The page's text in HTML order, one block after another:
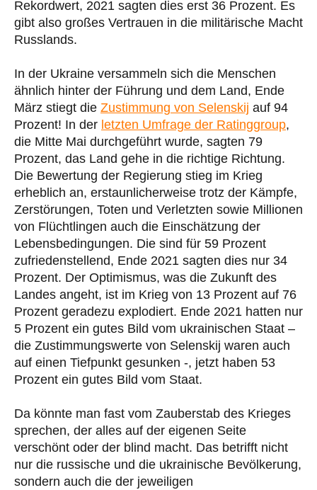
Rekordwert, 2021 sagten dies erst 36 Prozent. Es
gibt also großes Vertrauen in die militärische Macht
Russlands.
In der Ukraine versammeln sich die Menschen
ähnlich hinter der Führung und dem Land, Ende
März stiegt die Zustimmung von Selenskij auf 94
Prozent! In der letzten Umfrage der Ratinggroup,
die Mitte Mai durchgeführt wurde, sagten 79
Prozent, das Land gehe in die richtige Richtung.
Die Bewertung der Regierung stieg im Krieg
erheblich an, erstaunlicherweise trotz der Kämpfe,
Zerstörungen, Toten und Verletzten sowie Millionen
von Flüchtlingen auch die Einschätzung der
Lebensbedingungen. Die sind für 59 Prozent
zufriedenstellend, Ende 2021 sagten dies nur 34
Prozent. Der Optimismus, was die Zukunft des
Landes angeht, ist im Krieg von 13 Prozent auf 76
Prozent geradezu explodiert. Ende 2021 hatten nur
5 Prozent ein gutes Bild vom ukrainischen Staat –
die Zustimmungswerte von Selenskij waren auch
auf einen Tiefpunkt gesunken -, jetzt haben 53
Prozent ein gutes Bild vom Staat.
Da könnte man fast vom Zauberstab des Krieges
sprechen, der alles auf der eigenen Seite
verschönt oder der blind macht. Das betrifft nicht
nur die russische und die ukrainische Bevölkerung,
sondern auch die der jeweiligen